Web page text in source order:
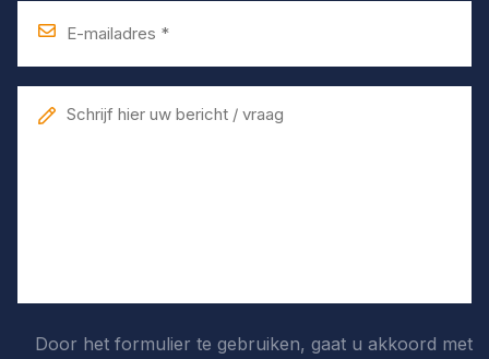
mailadres
*
Door het formulier te gebruiken, gaat u akkoord met